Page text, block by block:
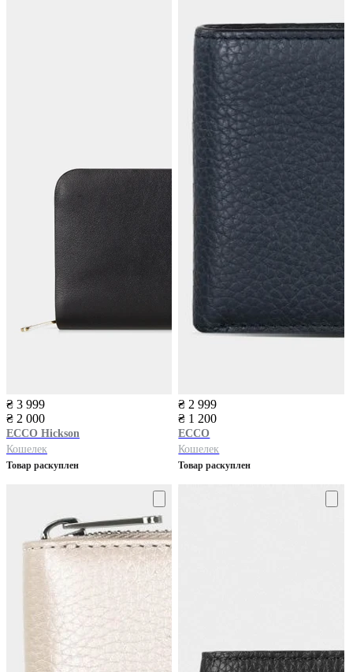
₴ 3 999
₴ 2 000
ECCO Hickson
Кошелек
Товар раскуплен
₴ 2 999
₴ 1 200
ECCO
Кошелек
Товар раскуплен